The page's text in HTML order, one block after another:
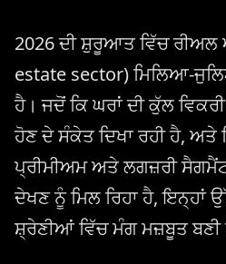
2026 ਦੀ ਸ਼ੁਰੂਆਤ ਵਿੱਚ
estate sector) ਮਿਲਿਆ-
ਹੈ। ਜਦੋਂ ਕਿ ਘਰਾਂ ਦੀ ਕੁੱਲ
ਹੋਣ ਦੇ ਸੰਕੇਤ ਦਿਖਾ ਰਹੀ ਹੈ, ਅਤੇ
ਪ੍ਰੀਮੀਅਮ ਅਤੇ ਲਗਜ਼ਰੀ
ਦੇਖਣ ਨੂੰ ਮਿਲ ਰਿਹਾ ਹੈ, ਇਨ੍ਹਾਂ
ਸ਼੍ਰੇਣੀਆਂ ਵਿੱਚ ਮੰਗ ਮਜ਼ਬੂਤ